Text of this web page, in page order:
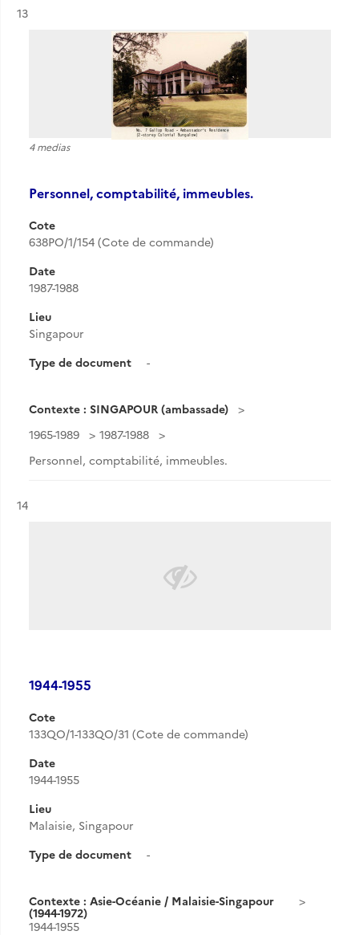
Résultat n°
13
4 medias
Personnel, comptabilité, immeubles.
Cote
638PO/1/154 (Cote de commande)
Date
1987-1988
Lieu
Singapour
Type de document
-
Contexte : SINGAPOUR (ambassade)
1965-1989
1987-1988
Personnel, comptabilité, immeubles.
Résultat n°
14
1944-1955
Cote
133QO/1-133QO/31 (Cote de commande)
Date
1944-1955
Lieu
Malaisie, Singapour
Type de document
-
Contexte : Asie-Océanie / Malaisie-Singapour
(1944-1972)
1944-1955